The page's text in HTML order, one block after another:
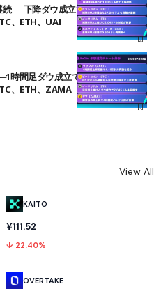
──下降ダウ成立で下値追う展開
、ETH、UAI
時間足ダウ成立で1.185ドルを狙う
、ETH、ZAMA
View All
KAITO
¥111.52
↓ 22.40%
OVERTAKE